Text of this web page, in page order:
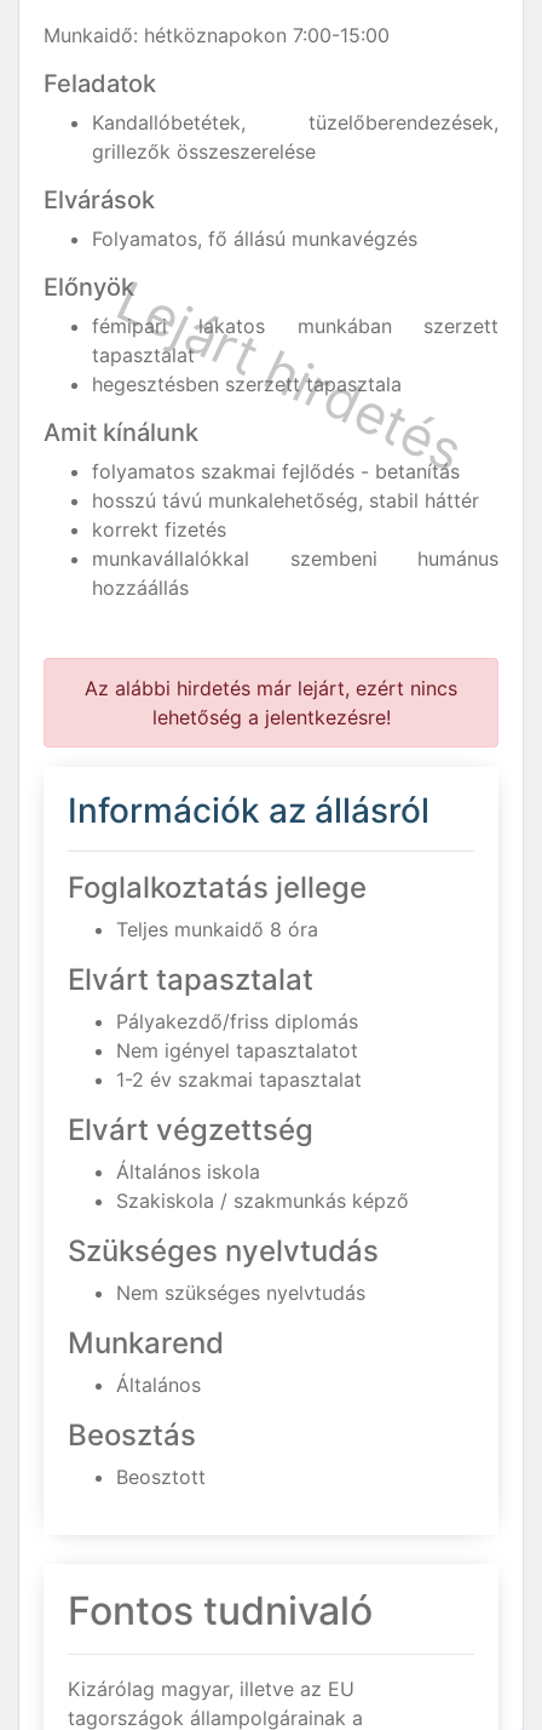
Munkaidő: hétköznapokon 7:00-15:00
Feladatok
Kandallóbetétek, tüzelőberendezések,
grillezők összeszerelése
Elvárások
Folyamatos, fő állású munkavégzés
Előnyök
fémipari lakatos munkában szerzett
tapasztalat
hegesztésben szerzett tapasztala
Amit kínálunk
folyamatos szakmai fejlődés - betanítás
hosszú távú munkalehetőség, stabil háttér
korrekt fizetés
munkavállalókkal szembeni humánus
hozzáállás
Az alábbi hirdetés már lejárt, ezért nincs
lehetőség a jelentkezésre!
Információk az állásról
Foglalkoztatás jellege
Teljes munkaidő 8 óra
Elvárt tapasztalat
Pályakezdő/friss diplomás
Nem igényel tapasztalatot
1-2 év szakmai tapasztalat
Elvárt végzettség
Általános iskola
Szakiskola / szakmunkás képző
Szükséges nyelvtudás
Nem szükséges nyelvtudás
Munkarend
Általános
Beosztás
Beosztott
Fontos tudnivaló
Kizárólag magyar, illetve az EU
tagországok állampolgárainak a